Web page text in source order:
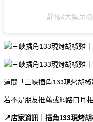
靜怡&大顆呆
這間「三峽插角133現烤胡
若不是朋友推薦或網路口耳
📍店家資訊｜插角133現烤